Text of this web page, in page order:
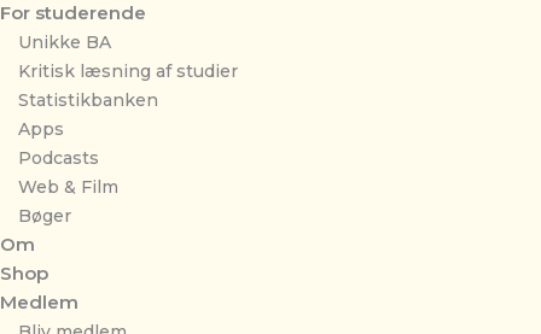
For studerende
Unikke BA
Kritisk læsning af studier
Statistikbanken
Apps
Podcasts
Web & Film
Bøger
Om
Shop
Medlem